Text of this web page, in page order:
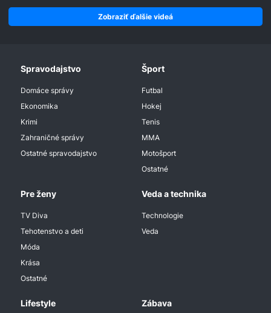
Zobraziť ďalšie videá
Spravodajstvo
Domáce správy
Ekonomika
Krimi
Zahraničné správy
Ostatné spravodajstvo
Šport
Futbal
Hokej
Tenis
MMA
Motošport
Ostatné
Pre ženy
TV Diva
Tehotenstvo a deti
Móda
Krása
Ostatné
Veda a technika
Technologie
Veda
Lifestyle Zábava